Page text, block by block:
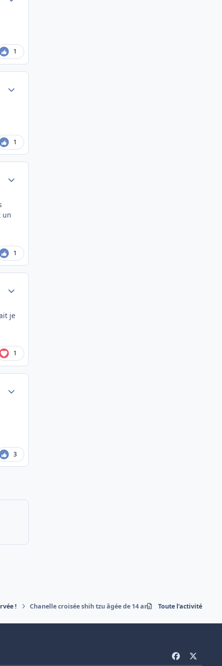
1
1
un
1
je
1
3
! Chanelle croisée shih tzu âgée de 14 ans Toute l’activité